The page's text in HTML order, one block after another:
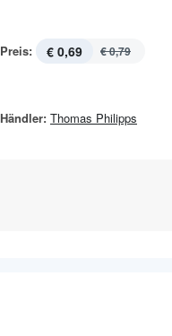
Preis: € 0,69 € 0,79
Händler: Thomas Philipps